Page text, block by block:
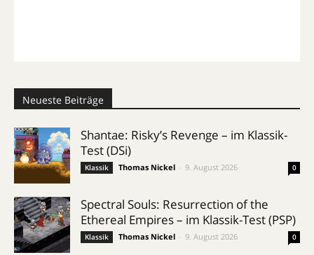
Neueste Beiträge
Shantae: Risky’s Revenge – im Klassik-
Test (DSi)
Klassik Thomas Nickel 9. August 2026 0
Spectral Souls: Resurrection of the
Ethereal Empires – im Klassik-Test (PSP)
Klassik Thomas Nickel 9. August 2026 0